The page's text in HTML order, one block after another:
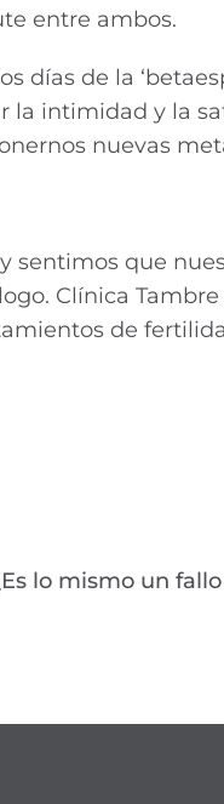
entre ambos.
días de la
la intimidad y la
nuevas
sentimos que
Clínica
de
lo mismo un